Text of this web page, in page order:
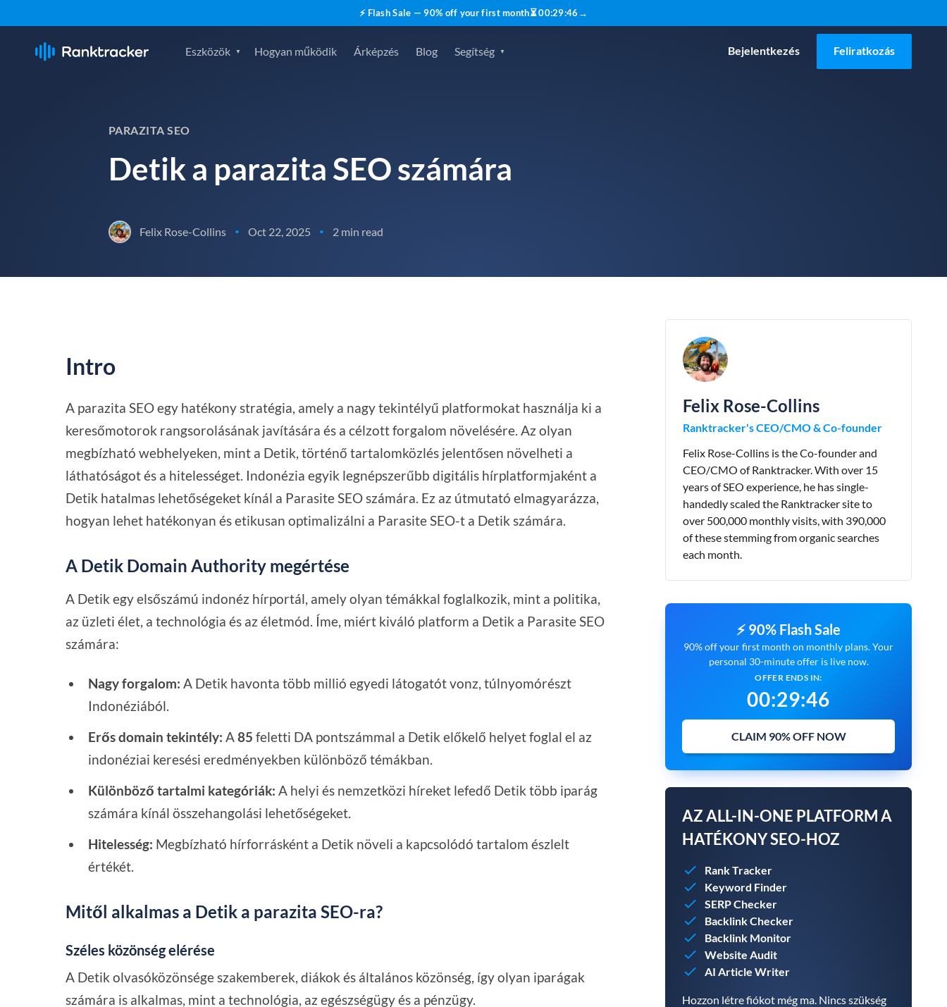
⚡ Flash Sale — 90% off your first month⏳00:29:46 →
Eszközök Hogyan működik Árképzés Blog Segítség Bejelentkezés Feliratkozás
PARAZITA SEO
Detik a parazita SEO számára
Felix Rose-Collins • Oct 22, 2025 • 2 min read
Intro
A parazita SEO egy hatékony stratégia, amely a nagy tekintélyű platformokat használja ki a
keresőmotorok rangsorolásának javítására és a célzott forgalom növelésére. Az olyan
megbízható webhelyeken, mint a Detik, történő tartalomközlés jelentősen növelheti a
láthatóságot és a hitelességet. Indonézia egyik legnépszerűbb digitális hírplatformjaként a
Detik hatalmas lehetőségeket kínál a Parasite SEO számára. Ez az útmutató elmagyarázza,
hogyan lehet hatékonyan és etikusan optimalizálni a Parasite SEO-t a Detik számára.
A Detik Domain Authority megértése
A Detik egy elsőszámú indonéz hírportál, amely olyan témákkal foglalkozik, mint a politika,
az üzleti élet, a technológia és az életmód. Íme, miért kiváló platform a Detik a Parasite SEO
számára:
Nagy forgalom: A Detik havonta több millió egyedi látogatót vonz, túlnyomórészt
Indonéziából.
Erős domain tekintély: A85 feletti DA pontszámmal a Detik előkelő helyet foglal el az
indonéziai keresési eredményekben különböző témákban.
Különböző tartalmi kategóriák: A helyi és nemzetközi híreket lefedő Detik több iparág
számára kínál összehangolási lehetőségeket.
Hitelesség: Megbízható hírforrásként a Detik növeli a kapcsolódó tartalom észlelt
értékét.
Mitől alkalmas a Detik a parazita SEO-ra?
Széles közönség elérése
A Detik olvasóközönsége szakemberek, diákok és általános közönség, így olyan iparágak
számára is alkalmas, mint a technológia, az egészségügy és a pénzügy.
Felix Rose-Collins
Ranktracker's CEO/CMO & Co-founder
Felix Rose-Collins is the Co-founder and
CEO/CMO of Ranktracker. With over 15
years of SEO experience, he has single-
handedly scaled the Ranktracker site to
over 500,000 monthly visits, with 390,000
of these stemming from organic searches
each month.
⚡ 90% Flash Sale
90% off your first month on monthly plans. Your
personal 30-minute offer is live now.
OFFER ENDS IN:
00:29:46
CLAIM 90% OFF NOW
AZ ALL-IN-ONE PLATFORM A
HATÉKONY SEO-HOZ
Rank Tracker
Keyword Finder
SERP Checker
Backlink Checker
Backlink Monitor
Website Audit
AI Article Writer
Hozzon létre fiókot még ma. Nincs szükség